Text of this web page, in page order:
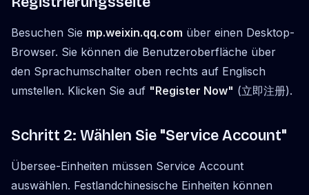
Besuchen Sie mp.weixin.qq.com über einen Desktop-
Browser. Sie können die Benutzeroberfläche über
den Sprachumschalter oben rechts auf Englisch
umstellen. Klicken Sie auf "Register Now" (立即注册).
Schritt 2: Wählen Sie "Service Account"
Übersee-Einheiten müssen Service Account
auswählen. Festlandchinesische Einheiten können